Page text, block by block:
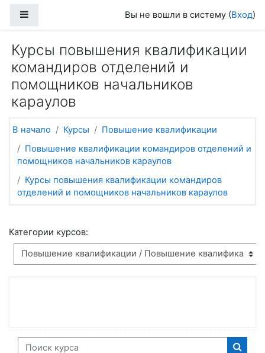
Вы не вошли в систему (Вход)
Курсы повышения квалификации
командиров отделений и
помощников начальников
караулов
В начало Курсы
Повышение квалификации
Повышение квалификации командиров отделений и
помощников начальников караулов
Курсы повышения квалификации командиров
отделений и помощников начальников караулов
Категории курсов:
Поиск курса